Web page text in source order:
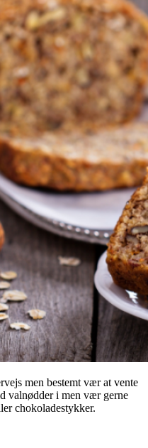
men bestemt vær at vente
valnødder i men vær gerne
chokoladestykker.